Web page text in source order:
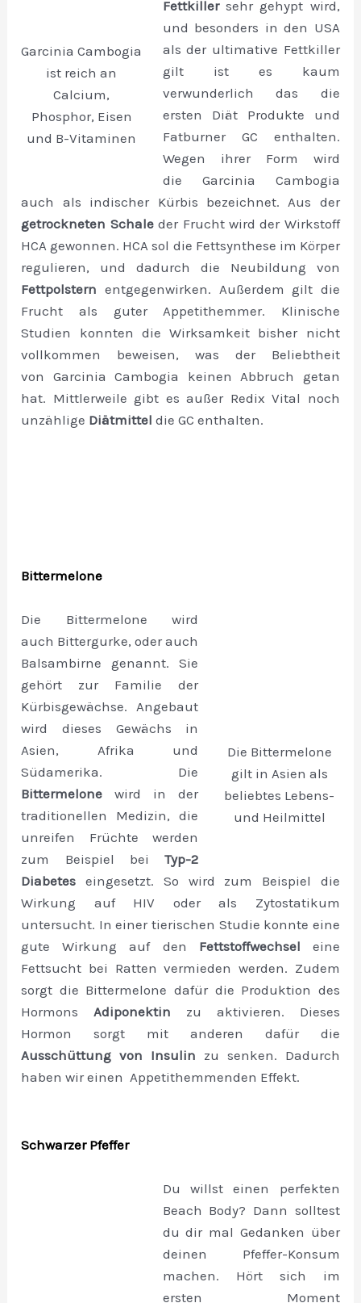
Garcinia Cambogia
ist reich an
Calcium,
Phosphor, Eisen
und B-Vitaminen
Fettkillersehr gehypt wird,
und besonders in den USA
als der ultimative Fettkiller
gilt ist es kaum
verwunderlich das die
ersten Diät Produkte und
Fatburner GC enthalten.
Wegen ihrer Form wird
die Garcinia Cambogia
auch als indischer Kürbis bezeichnet. Aus der
getrockneten Schaleder Frucht wird der Wirkstoff
HCA gewonnen. HCA sol die Fettsynthese im Körper
regulieren, und dadurch die Neubildung von
Fettpolstern entgegenwirken. Außerdem gilt die
Frucht als guter Appetithemmer. Klinische
Studien konnten die Wirksamkeit bisher nicht
vollkommen beweisen, was der Beliebtheit
von Garcinia Cambogia keinen Abbruch getan
hat. Mittlerweile gibt es außer Redix Vital noch
unzählige Diätmittel die GC enthalten.
Bittermelone
Die Bittermelone
gilt in Asien als
beliebtes Lebens-
und Heilmittel
Die Bittermelone wird
auch Bittergurke, oder auch
Balsambirne genannt. Sie
gehört zur Familie der
Kürbisgewächse. Angebaut
wird dieses Gewächs in
Asien, Afrika und
Südamerika. Die
Bittermelone wird in der
traditionellen Medizin, die
unreifen Früchte werden
zum Beispiel beiTyp-2
Diabetes eingesetzt. So wird zum Beispiel die
Wirkung auf HIV oder als Zytostatikum
untersucht. In einer tierischen Studie konnte eine
gute Wirkung auf den Fettstoffwechsel eine
Fettsucht bei Ratten vermieden werden. Zudem
sorgt die Bittermelone dafür die Produktion des
HormonsAdiponektin zu aktivieren. Dieses
Hormon sorgt mit anderen dafür die
Ausschüttung von Insulin zu senken. Dadurch
haben wir einen Appetithemmenden Effekt.
Schwarzer Pfeffer
Du willst einen perfekten
Beach Body? Dann solltest
du dir mal Gedanken über
deinen Pfeffer-Konsum
machen. Hört sich im
ersten Moment